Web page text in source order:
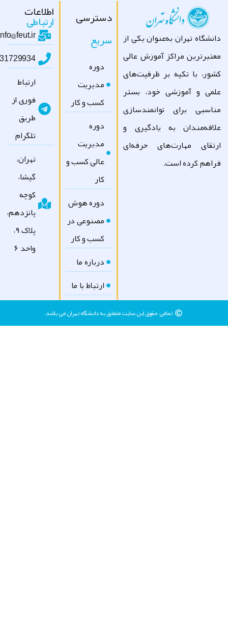
تهران به‌عنوان یکی از
مراکز آموزش عالی
با تکیه بر ظرفیت‌های
و آموزشی خود، بستر
برای توانمندسازی
به یادگیری و
مهارت‌های حرفه‌ای
کرده است.
دسترسی
سریع
دوره
مدیریت
کسب و کار
دوره
مدیریت
عالی کسب و
دوره هوش
مصنوعی در
کسب و کار
درباره ما
ارتباط با ما
اطلاعات
ارتباطی
info@feut.ir
09031729934
ارتباط
فوری از
طریق
تلگرام
تهران،
گیشا،
کوچه
پانزدهم،
پلاک ۹،
واحد ۶
تمامی حقوق این سایت متعلق به دانشگاه تهران می باشد.